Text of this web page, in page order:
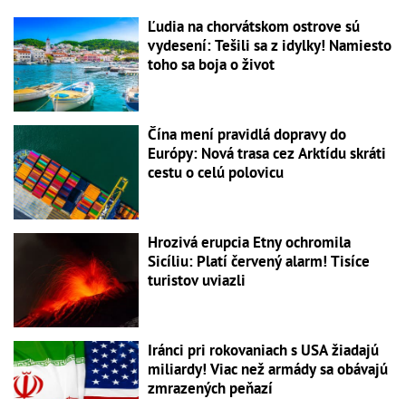
Ľudia na chorvátskom ostrove sú
vydesení: Tešili sa z idylky! Namiesto
toho sa boja o život
Čína mení pravidlá dopravy do
Európy: Nová trasa cez Arktídu skráti
cestu o celú polovicu
Hrozivá erupcia Etny ochromila
Sicíliu: Platí červený alarm! Tisíce
turistov uviazli
Iránci pri rokovaniach s USA žiadajú
miliardy! Viac než armády sa obávajú
zmrazených peňazí